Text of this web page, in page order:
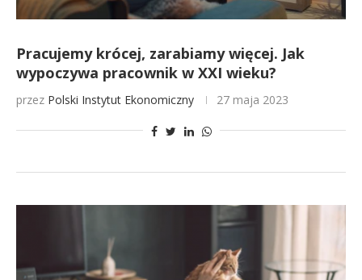
Pracujemy krócej, zarabiamy więcej. Jak
wypoczywa pracownik w XXI wieku?
przez Polski Instytut Ekonomiczny 27 maja 2023